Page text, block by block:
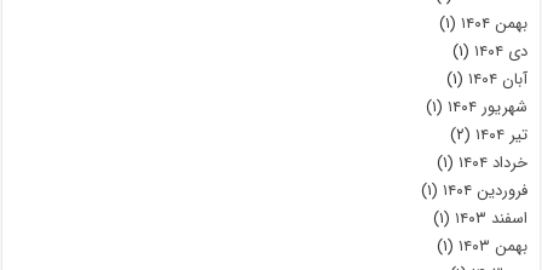
بهمن ۱۴۰۴
(۱)
دی ۱۴۰۴
(۱)
آبان ۱۴۰۴
(۱)
شهریور ۱۴۰۴
(۱)
تیر ۱۴۰۴
(۲)
خرداد ۱۴۰۴
(۱)
فروردین ۱۴۰۴
(۱)
اسفند ۱۴۰۳
(۱)
بهمن ۱۴۰۳
(۱)